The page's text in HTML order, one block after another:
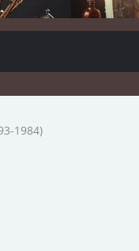
1984)